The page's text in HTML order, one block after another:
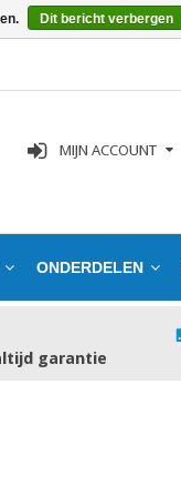
MIJN ACCOUNT
ONDERDELEN
garantie
Dit bericht verbergen